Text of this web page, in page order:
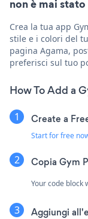
non è mai
Crea la tua app
stile e i colori del
pagina Agama,
preferisci sul tuo
How To Add a
Create a
Start for free
Copia Gym
Your code block
Aggiungi